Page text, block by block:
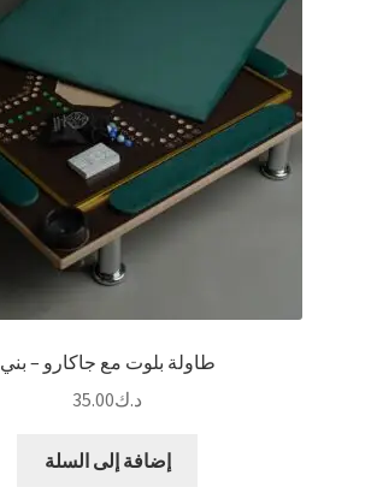
طاولة بلوت مع جاكارو – بني
د.ك35.00
إضافة إلى السلة